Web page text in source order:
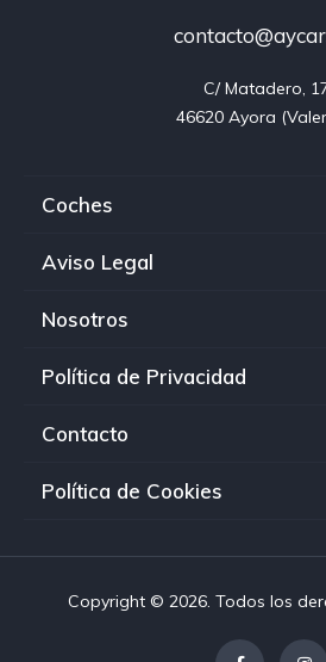
C/ Matadero,
46620 Ayora
Coches
Aviso Legal
Nosotros
Política de Privacidad
Contacto
Política de Cookies
Copyright © 2026. Todos los